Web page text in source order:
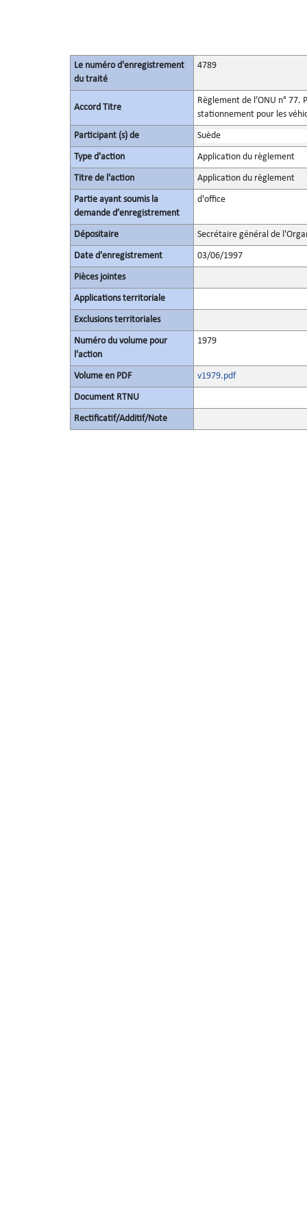
Le numéro d'enregistrement
du traité
4789
Accord Titre
Règlement de l’ONU n°
stationnement pour les
Participant (s) de Suède
Type d'action Application du règlement
Titre de l'action Application du règlement
Partie ayant soumis la
demande d’enregistrement
d'office
Dépositaire Secrétaire général de
Date d'enregistrement 03/06/1997
Pièces jointes
Applications territoriale
Exclusions territoriales
Numéro du volume pour
l'action
1979
Volume en PDF v1979.pdf
Document RTNU
Rectificatif/Additif/Note